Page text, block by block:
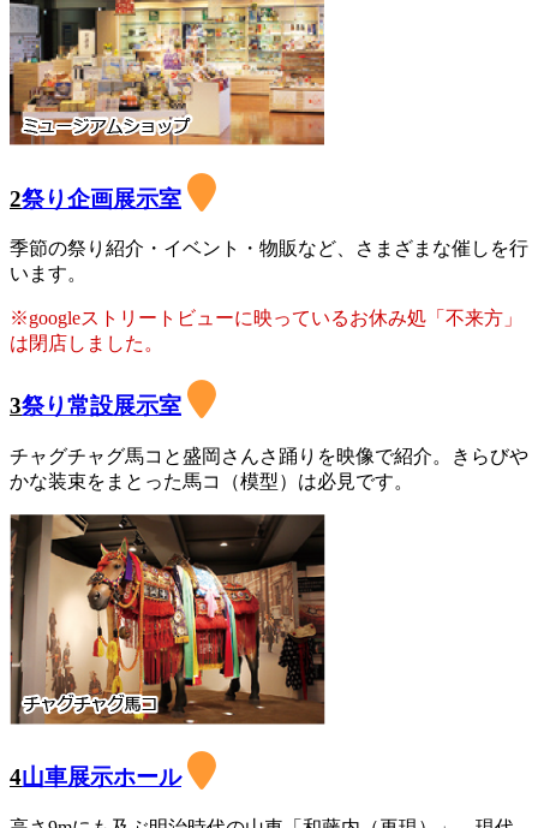
2祭り企画展示室
季節の祭り紹介・イベント・物販など、さまざまな催しを行
います。
※googleストリートビューに映っているお休み処「不来方」
は閉店しました。
3祭り常設展示室
チャグチャグ馬コと盛岡さんさ踊りを映像で紹介。きらびや
かな装束をまとった馬コ（模型）は必見です。
4山車展示ホール